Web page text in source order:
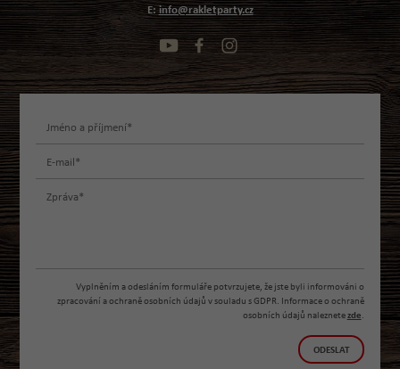
E:info@rakletparty.cz
Vyplněním a odesláním formuláře potvrzujete, že jste byli informováni o
zpracování a ochraně osobních údajů v souladu s GDPR. Informace o ochraně
osobních údajů naleznetezde.
ODESLAT